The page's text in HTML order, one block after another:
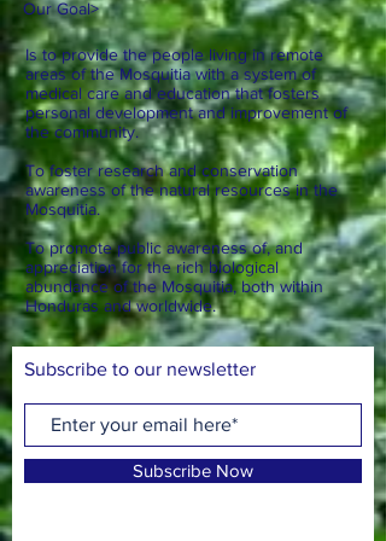
Our Goal>
Is to provide the people living in remote
areas of the Mosquitia with a system of
medical care and education that fosters
personal development and improvement of
the community.
To foster research and conservation
awareness of the natural resources in the
Mosquitia.
To promote public awareness of, and
appreciation for the rich biological
abundance of the Mosquitia, both within
Honduras and worldwide.
Subscribe to our newsletter
Subscribe Now